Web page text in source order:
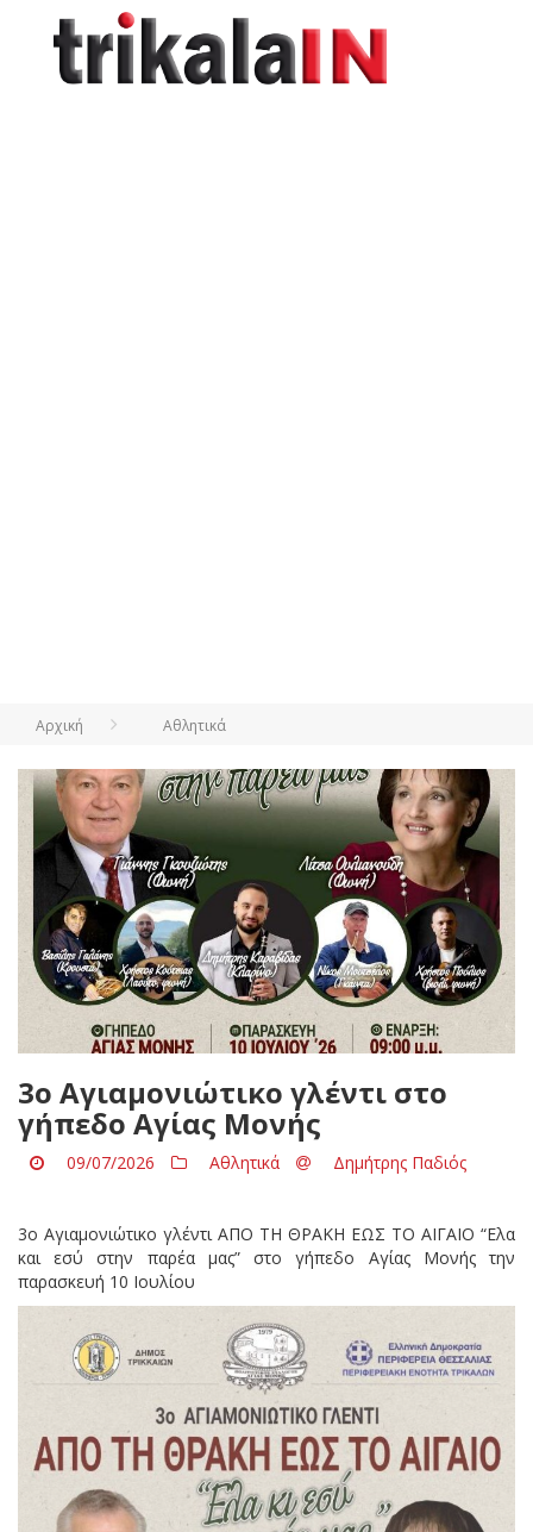
Αρχική Αθλητικά
3o Aγιαμονιώτικο γλέντι στο
γήπεδο Αγίας Μονής
09/07/2026 Αθλητικά Δημήτρης Παδιός
3o Aγιαμονιώτικο γλέντι ΑΠΟ ΤΗ ΘΡΑΚΗ ΕΩΣ ΤΟ ΑΙΓΑΙΟ “Ελα
και εσύ στην παρέα μας” στο γήπεδο Αγίας Μονής την
παρασκευή 10 Ιουλίου